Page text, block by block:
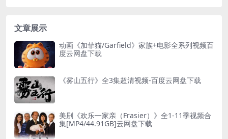
文章展示
动画《加菲猫/Garfield》家族+电影全系列视频百
度云网盘下载
《雾山五行》全3集超清视频-百度云网盘下载
美剧《欢乐一家亲（Frasier）》全1-11季视频合
集[MP4/44.91GB]云网盘下载